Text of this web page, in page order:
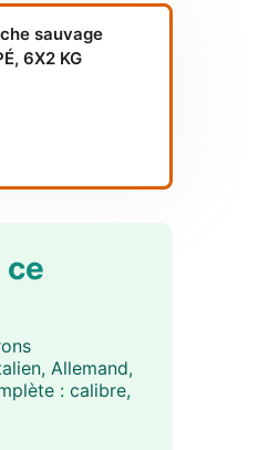
sauvage
6X2 KG
ce
Allemand,
: calibre,